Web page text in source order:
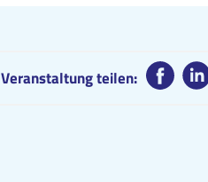
Veranstaltung teilen: